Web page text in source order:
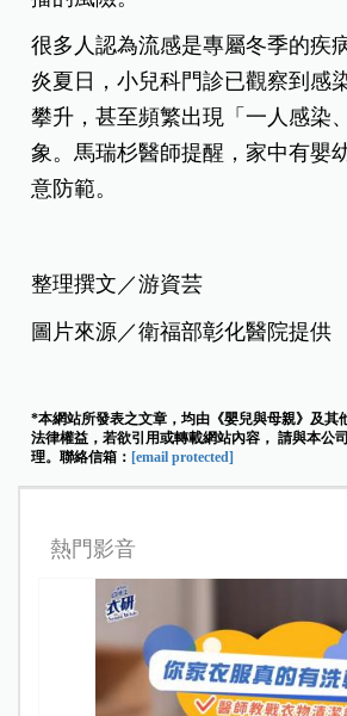
很多人認為流感是專屬冬季的疾
炎夏日，小兒科門診已觀察到感
攀升，甚至頻繁出現「一人感染
象。馬瑞杉醫師提醒，家中有嬰
意防範。
整理撰文／游資芸
圖片來源／衛福部彰化醫院提供
*本網站所發表之文章，均由《嬰兒與母親》及其
法律權益，若欲引用或轉載網站內容， 請與本公
理。聯絡信箱： [email protected]
熱門影音